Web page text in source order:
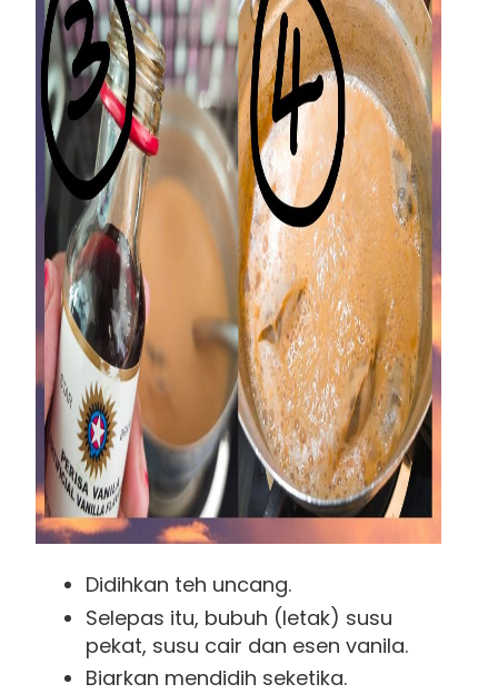
Didihkan teh uncang.
Selepas itu, bubuh (letak) susu
pekat, susu cair dan esen vanila.
Biarkan mendidih seketika.